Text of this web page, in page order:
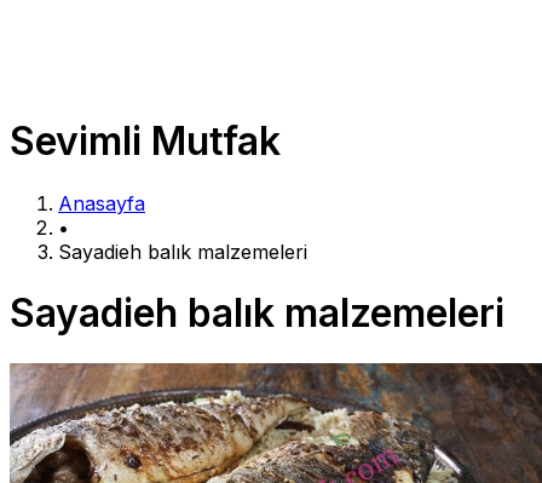
Sevimli Mutfak
Anasayfa
•
Sayadieh balık malzemeleri
Sayadieh balık malzemeleri